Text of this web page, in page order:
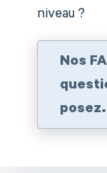
niveau ?
Nos
posez.